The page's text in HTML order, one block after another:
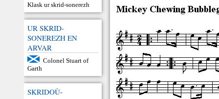
Klask ur skrid-sonerezh
UR SKRID-
SONEREZH EN
ARVAR
Colonel Stuart of
Garth
SKRIDOÙ-